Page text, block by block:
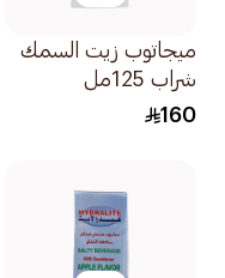
ميجاتوب زيت السمك
شراب 125مل
160